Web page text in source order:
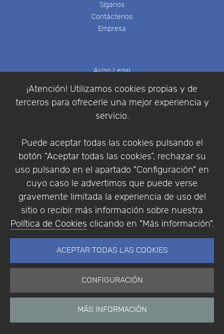
¡Atención! Utilizamos cookies propias y de
terceros para ofrecerle una mejor experiencia y
servicio.
Puede aceptar todas las cookies pulsando el
botón “Aceptar todas las cookies”, rechazar su
uso pulsando en el apartado "Configuración" en
cuyo caso le advertimos que puede verse
gravemente limitada la experiencia de uso del
sitio o recibir más información sobre nuestra
Política de Cookies clicando en "Más información".
ACEPTAR TODAS LAS COOKIES
CONFIGURACIÓN
MÁS INFORMACIÓN
Síganos
Contáctenos
Empresa
Aviso Legal
Política de Privacidad
Condiciones de compra
Identificarse
Empresa|Aviso Legal| Política de Privacidad |
Política de Cookies
© Copyright 1994 - 2026. Addlink Software
Científico, S.L.
Portugal.